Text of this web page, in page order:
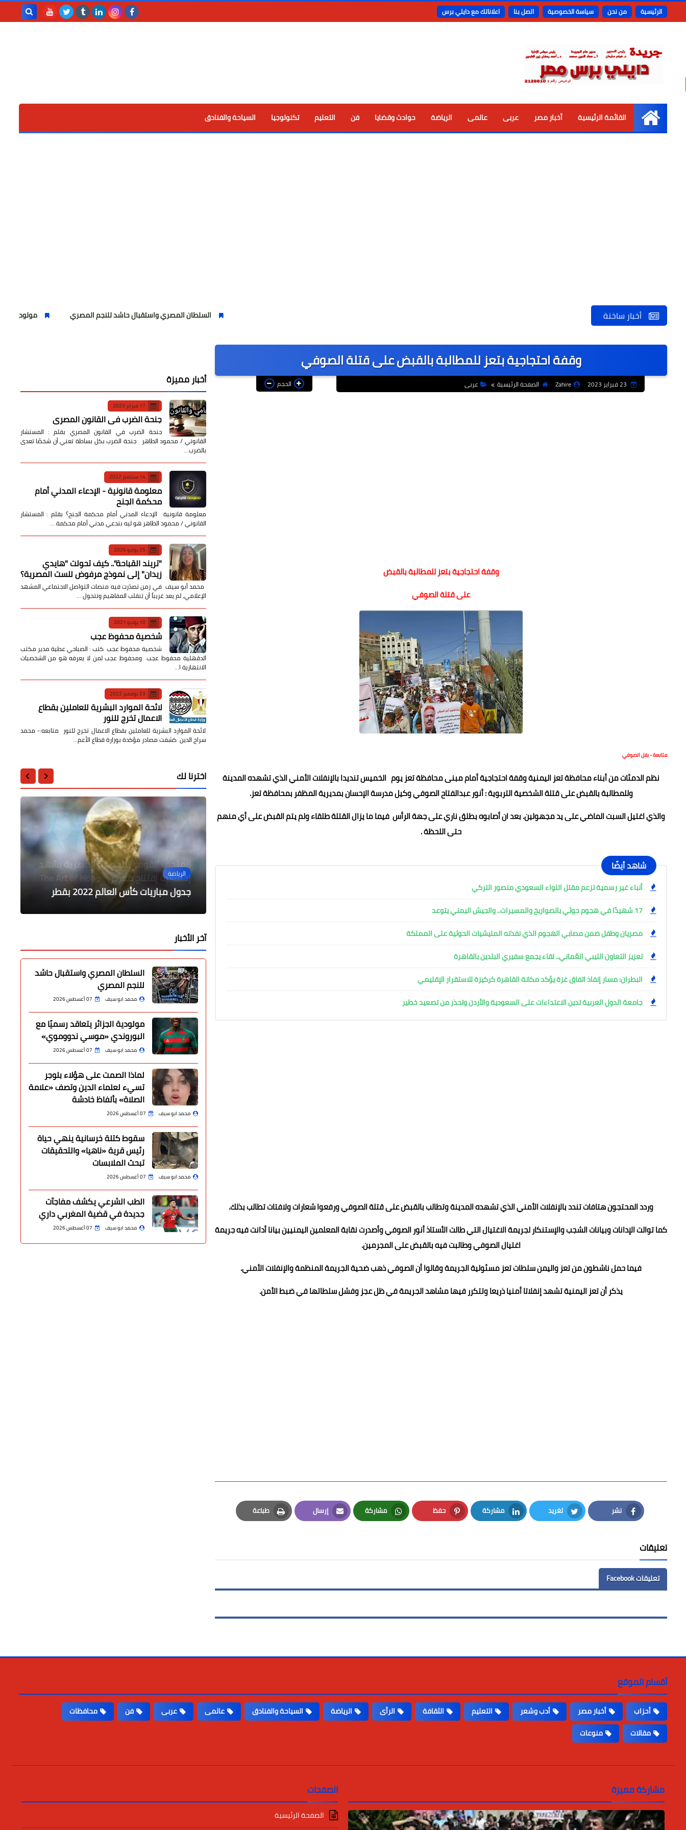
الرئيسية من نحن سياسة الخصوصية اتصل بنا اعلاناتك مع دايلي برس
الرئيسية
القائمة الرئيسية أخبار مصر عربى عالمى الرياضة حوادث وقضايا فن التعليم تكنولوجيا السياحة والفنادق
أخبار ساخنة السلطان المصري واستقبال حاشد للنجم المصري مولودية الجزائر
وقفة احتجاجية بتعز للمطالبة بالقبض على قتلة الصوفي
Zahire الصفحة الرئيسية عربى الحجم
وقفة احتجاجية بتعز للمطالبة بالقبض
على قتلة الصوفي
متابعة - بلال الصوفي
نظم الدمئات من أبناء محافظة تعز اليمنية وقفة احتجاجية أمام مبنى محافظة تعز يوم الخميس تنديدا بالإنفلات الأمني الذي تشهده المدينة
وللمطالبة بالقبض على قتلة الشخصية التربوية : أنور عبدالفتاح الصوفي وكيل مدرسة الإحسان بمديرية المظفر بمحافظة تعز.
والذي اغتيل السبت الماضي على يد مجهولين. بعد ان أصابوه بطلق ناري على جهة الرأس فيما ما يزال القتلة طلقاء ولم يتم القبض على أي منهم
حتى اللحظة .
شاهد أيضًا
أنباء غير رسمية تزعم مقتل اللواء السعودي منصور التركي
17 شهيدًا في هجوم حوثي بالصواريخ والمسيرات.. والجيش اليمني يتوعد
مصريان وطفل ضمن مصابي الهجوم الذي نفذته المليشيات الحوثية على المملكة
تعزيز التعاون الليبي العُماني.. لقاء يجمع سفيري البلدين بالقاهرة
البطران: مسار إنفاذ اتفاق غزة يؤكد مكانة القاهرة كركيزة للاستقرار الإقليمي
جامعة الدول العربية تدين الاعتداءات على السعودية والأردن وتحذر من تصعيد خطير
وردد المحتجون هتافات تندد بالإنفلات الأمني الذي تشهده المدينة وتطالب بالقبض على قتلة الصوفي ورفعوا شعارات ولافتات تطالب بذلك.
كما توالت الإدانات وبيانات الشجب والإستنكار لجريمة الاغتيال التي طالت الأستاذ أنور الصوفي وأصدرت نقابة المعلمين اليمنيين بيانا أدانت فيه جريمة
اغتيال الصوفي وطالبت فيه بالقبض على المجرمين.
فيما حمل ناشطون من تعز واليمن سلطات تعز مسئولية الجريمة وقالوا أن الصوفي ذهب ضحية الجريمة المنظمة والإنفلات الأمني.
يذكر أن تعز اليمنية تشهد إنفلاتا أمنيا ذريعا وتتكرر فيها مشاهد الجريمة في ظل عجز وفشل سلطاتها في ضبط الأمن.
نشر
Facebook
تغريد
Twitter
مشاركة
LinkedIn
حفظ
Pinterest
مشاركة
Whatsapp
إرسال
Email
طباعة
Print
تعليقات
تعليقات Facebook
أخبار مميزة
17 فبراير 2023
جنحة الضرب في القانون المصري
جنحة الضرب في القانون المصري بقلم : المستشار
القانوني / محمود الطاهر جنحة الضرب بكل بساطة تعني أن شخصًا تعدى
بالضرب…
14 سبتمبر 2022
معلومة قانونية - الإدعاء المدني أمام
محكمة الجنح
معلومة قانونية الإدعاء المدني أمام محكمة الجنح؟ بقلم : المستشار
القانوني / محمود الطاهر هو ليه بندعي مدني أمام محكمة …
25 يوليو 2026
​"تريند القباحة".. كيف تحولت "هايدي
زيدان" إلى نموذج مرفوض للست المصرية؟
​ محمد أبو سيف ​في زمن تصدّرت فيه منصات التواصل الاجتماعي المشهد
الإعلامي، لم يعد غريباً أن تنقلب المفاهيم وتتحول …
10 يونيو 2021
شخصية محفوظ عجب
شخصية محفوظ عجب كتب : الصباحي عطية مدير مكتب
الدقهلية محفوظ عجب ومحفوظ عجب لمن لا يعرفه هو من الشخصيات
الانتهازية ا…
23 نوفمبر 2022
لائحة الموارد البشرية للعاملين بقطاع
الاعمال تخرج للنور
لائحة الموارد البشرية للعاملين بقطاع الاعمال تخرج للنور متابعه:- محمد
سراج الدين كشفت مصادر مؤكدة بوزارة قطاع الأعم…
اخترنا لك
الرياضة
جدول مباريات كأس العالم 2022 بقطر
جامعات
المتحف القومي للحضارة المصرية يشهد
إحتفالية إفتتاح معرض The Art of Hope "
Trash To Treasure "
عالمى
مكتب التحقيقات الفيدرالي الأمريكي
يفتح تحقيقا بمقتل شيرين أبو عاقلة
الرياضة
وزير الرياضة يتقدم بخالص تعازية فى وفاة
بطل التايكوندو
الرياضة
سامسون أكينيولا يعود إلى القاهرة غدا
الثلاثاء للإنضمام لتدريبات الزمالك
آخر الأخبار
السلطان المصري واستقبال حاشد
للنجم المصري
محمد ابو سيف 07 أغسطس 2026
مولودية الجزائر يتعاقد رسميًا مع
البوروندي «موسي ندووموي»
محمد ابو سيف 07 أغسطس 2026
لماذا الصمت على هؤلاء بلوجر
تسيء لعلماء الدين وتصف «علامة
الصلاة» بألفاظ خادشة
محمد ابو سيف 07 أغسطس 2026
سقوط كتلة خرسانية ينهي حياة
رئيس قرية «ناهيا» والتحقيقات
تبحث الملابسات
محمد ابو سيف 07 أغسطس 2026
الطب الشرعي يكشف مفاجآت
جديدة في قضية المغربي داري
محمد ابو سيف 07 أغسطس 2026
أقسام الموقع
أحزاب أخبار مصر أدب وشعر التعليم الثقافة الرأى الرياضة السياحة والفنادق عالمى عربى فن
محافظات
مقالات
منوعات
مشاركة مميزة الصفحات
الصفحة الرئيسية